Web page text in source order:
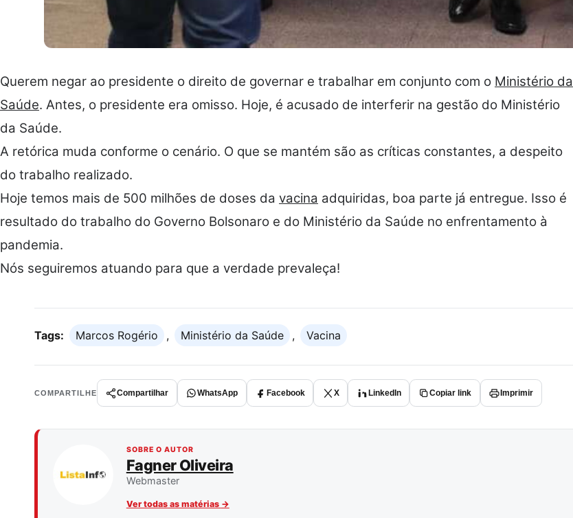
Querem negar ao presidente o direito de governar e trabalhar em conjunto com o Ministério da
Saúde. Antes, o presidente era omisso. Hoje, é acusado de interferir na gestão do Ministério
da Saúde.
A retórica muda conforme o cenário. O que se mantém são as críticas constantes, a despeito
do trabalho realizado.
Hoje temos mais de 500 milhões de doses da vacina adquiridas, boa parte já entregue. Isso é
resultado do trabalho do Governo Bolsonaro e do Ministério da Saúde no enfrentamento à
pandemia.
Nós seguiremos atuando para que a verdade prevaleça!
Tags: Marcos Rogério , Ministério da Saúde , Vacina
COMPARTILHE Compartilhar WhatsApp Facebook X LinkedIn Copiar link Imprimir
SOBRE O AUTOR
Fagner Oliveira
Webmaster
Ver todas as matérias →